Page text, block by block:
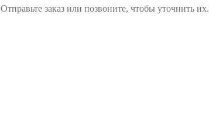
Отправьте заказ или позвоните, чтобы уточнить их.